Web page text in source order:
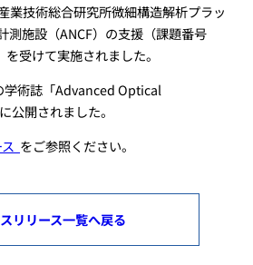
業技術総合研究所微細構造解析プラッ
施設（ANCF）の支援（課題番号
受けて実施されました。
学術誌「Advanced Optical
開されました。
をご参照ください。
リリース一覧へ戻る